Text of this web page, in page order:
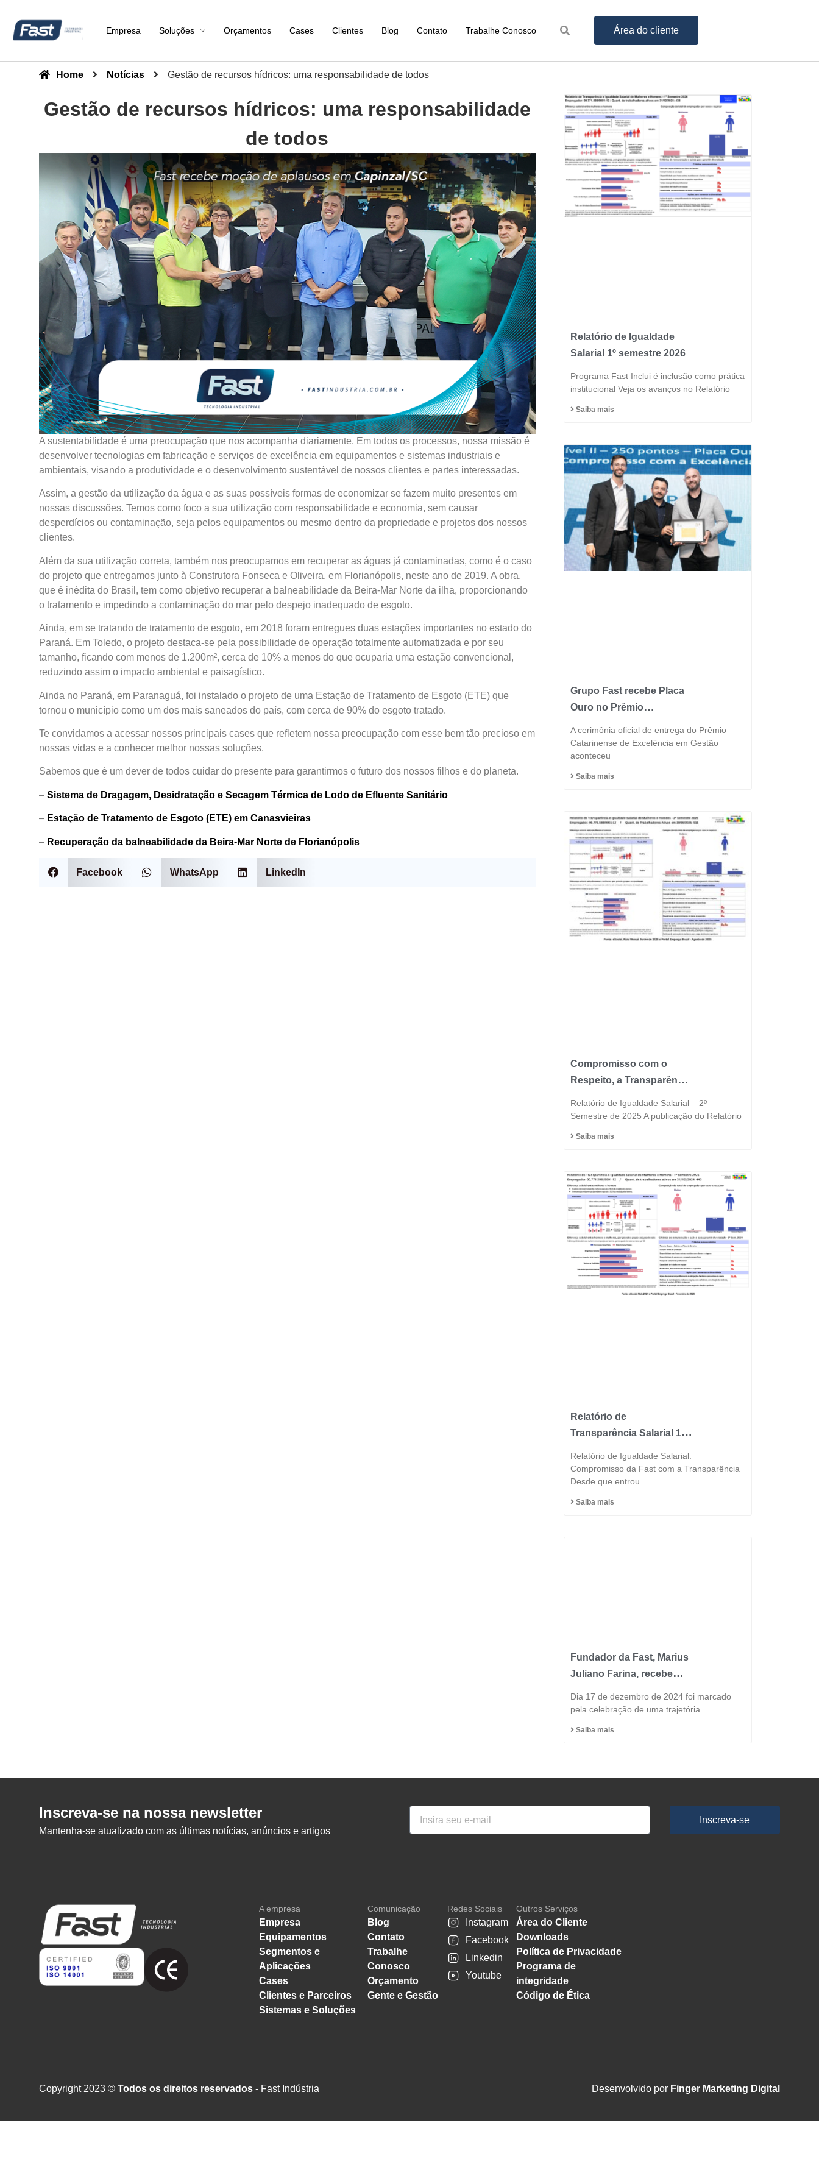
Empresa Soluções Orçamentos Cases Clientes Blog Contato Trabalhe Conosco Área do cliente
Home Notícias Gestão de recursos hídricos: uma responsabilidade de todos
Gestão de recursos hídricos: uma responsabilidade
de todos
A sustentabilidade é uma preocupação que nos acompanha diariamente. Em todos os processos, nossa missão é
desenvolver tecnologias em fabricação e serviços de excelência em equipamentos e sistemas industriais e
ambientais, visando a produtividade e o desenvolvimento sustentável de nossos clientes e partes interessadas.
Assim, a gestão da utilização da água e as suas possíveis formas de economizar se fazem muito presentes em
nossas discussões. Temos como foco a sua utilização com responsabilidade e economia, sem causar
desperdícios ou contaminação, seja pelos equipamentos ou mesmo dentro da propriedade e projetos dos nossos
clientes.
Além da sua utilização correta, também nos preocupamos em recuperar as águas já contaminadas, como é o caso
do projeto que entregamos junto à Construtora Fonseca e Oliveira, em Florianópolis, neste ano de 2019. A obra,
que é inédita do Brasil, tem como objetivo recuperar a balneabilidade da Beira-Mar Norte da ilha, proporcionando
o tratamento e impedindo a contaminação do mar pelo despejo inadequado de esgoto.
Ainda, em se tratando de tratamento de esgoto, em 2018 foram entregues duas estações importantes no estado do
Paraná. Em Toledo, o projeto destaca-se pela possibilidade de operação totalmente automatizada e por seu
tamanho, ficando com menos de 1.200m², cerca de 10% a menos do que ocuparia uma estação convencional,
reduzindo assim o impacto ambiental e paisagístico.
Ainda no Paraná, em Paranaguá, foi instalado o projeto de uma Estação de Tratamento de Esgoto (ETE) que
tornou o município como um dos mais saneados do país, com cerca de 90% do esgoto tratado.
Te convidamos a acessar nossos principais cases que refletem nossa preocupação com esse bem tão precioso em
nossas vidas e a conhecer melhor nossas soluções.
Sabemos que é um dever de todos cuidar do presente para garantirmos o futuro dos nossos filhos e do planeta.
– Sistema de Dragagem, Desidratação e Secagem Térmica de Lodo de Efluente Sanitário
– Estação de Tratamento de Esgoto (ETE) em Canasvieiras
– Recuperação da balneabilidade da Beira-Mar Norte de Florianópolis
Facebook WhatsApp LinkedIn
Relatório de Igualdade
Salarial 1º semestre 2026
Programa Fast Inclui é inclusão como prática
institucional Veja os avanços no Relatório
Saiba mais
Grupo Fast recebe Placa
Ouro no Prêmio
Excelência 2025 e
consolida posição entre
as indústrias mais
A cerimônia oficial de entrega do Prêmio
Catarinense de Excelência em Gestão
aconteceu
Saiba mais
Compromisso com o
Respeito, a Transparência
DNA do Grupo Fast
Relatório de Igualdade Salarial – 2º
Semestre de 2025 A publicação do Relatório
Saiba mais
Relatório de
Transparência Salarial 1º
Relatório de Igualdade Salarial:
Compromisso da Fast com a Transparência
Desde que entrou
Saiba mais
Fundador da Fast, Marius
Juliano Farina, recebe
Honorário do Município
Dia 17 de dezembro de 2024 foi marcado
pela celebração de uma trajetória
Saiba mais
Inscreva-se na nossa newsletter
Mantenha-se atualizado com as últimas notícias, anúncios e artigos
Inscreva-se
A empresa
Empresa
Equipamentos
Segmentos e
Aplicações
Cases
Clientes e Parceiros
Sistemas e Soluções
Comunicação
Blog
Contato
Trabalhe
Conosco
Orçamento
Gente e Gestão
Redes Sociais
Instagram
Facebook
Linkedin
Youtube
Outros Serviços
Área do Cliente
Downloads
Política de Privacidade
Programa de
integridade
Código de Ética
Copyright 2023 © Todos os direitos reservados - Fast Indústria Desenvolvido por Finger Marketing Digital